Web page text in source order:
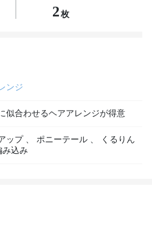
2 枚
ンジ
似合わせるヘアアレンジが得意
ップ 、 ポニーテール 、
くるりん
み込み